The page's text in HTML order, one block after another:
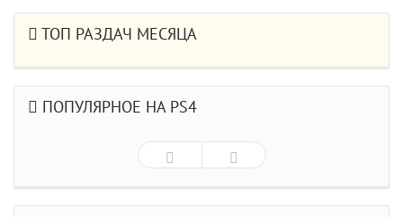
ТОП РАЗДАЧ МЕСЯЦА
ПОПУЛЯРНОЕ НА PS4